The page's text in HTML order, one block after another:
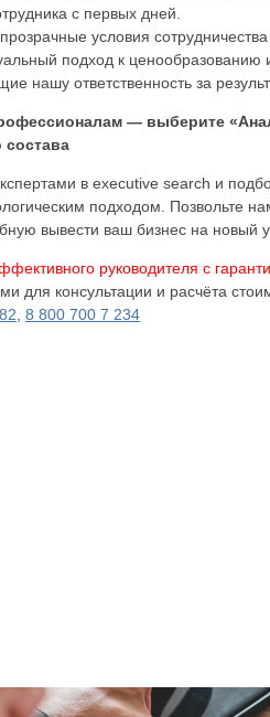
с первых дней.
условия сотрудничества
подход к ценообразованию
нашу ответственность за
— выберите
состава
в executive search и
подходом. Позвольте
вывести ваш бизнес на новый
руководителя с
для консультации и расчёта
8 800 700 7 234